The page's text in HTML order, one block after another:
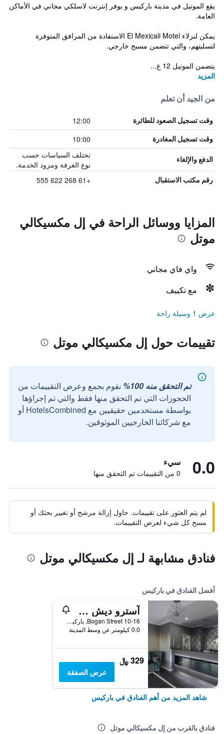
يقع الموتيل في مدينة باركيس و يوفر إنترنت لاسلكي مجاني في الأماكن
العامة.
يمكن لنزلاء El Mexicali Motel الاستفادة من المرافق المتوفرة
لتسليتهم، والتي تتضمن مسبح خارجي.
يتضمن الموتيل 12 غ...
المزيد
من الجيد أن تعلم
وقت تسجيل الصعود للطائرة 12:00
وقت تسجيل المغادرة 10:00
الدفع والإلغاء
تختلف السياسات حسب
نوع الغرفة ومزود الخدمة.
رقم مكتب الاستقبال +61 268 622 555
المزايا ووسائل الراحة في إل مكسيكالي
موتل
واي فاي مجاني
مع تكييف
عرض 1 وسيلة راحة
تقييمات حول إل مكسيكالي موتل
تم التحقق منه 100%
نقوم بجمع وعرض التقييمات من
الحجوزات التي تم التحقق منها فقط والتي تم إجراؤها
بواسطة مستخدمين حقيقيين مع HotelsCombined أو
مع شركائنا الخارجيين الموثوقين.
0.0 سيء
0 من التقييمات تم التحقق منها
لم يتم العثور على تقييمات. حاول إزالة مرشح أو تغيير بحثك أو
مسح كل شيء لعرض التقييمات.
فنادق مشابهة لـ إل مكسيكالي موتل
أفضل الفنادق في باركيس
آسترو ديش موتور إن
10-16 Bogan Street, باركيس, NSW, أستراليا
0.0 كيلومتر عن وسط المدينة
329 ﷼
عرض الصفقة
شاهد المزيد من أهم الفنادق في باركيس
فنادق بالقرب من إل مكسيكالي موتل